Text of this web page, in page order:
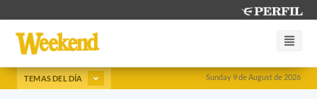
Sunday 9 de August de 2026
TEMAS DEL DÍA